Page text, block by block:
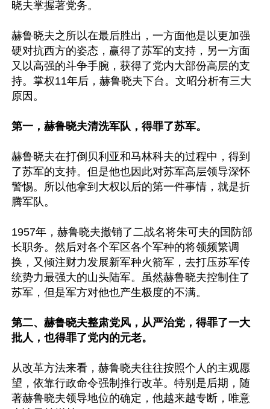
晓夫掌握著党务。
赫鲁晓夫之所以在最后胜出，一方面他是以更加强
硬对抗西方的姿态，赢得了苏军的支持，另一方面
又以高强的斗争手腕，获得了党内大部份高层的支
持。掌权11年后，赫鲁晓夫下台。文昭分析有三大
原因。
第一，赫鲁晓夫清洗军队，得罪了苏军。
赫鲁晓夫在打倒贝利亚和马林科夫的过程中，得到
了苏军的支持。但是他也因此对苏军高层领导深怀
警惕。所以他拿到大权以后的第一件事情，就是折
腾军队。
1957年，赫鲁晓夫撤销了二战名将朱可夫的国防部
长职务。然后对各个军区各个军种的将领频繁调
换，又倾注财力发展新军种火箭军，去打压苏军传
统势力最强大的山头陆军。虽然赫鲁晓夫控制住了
苏军，但是军方对他也产生极度的不满。
第二、赫鲁晓夫整肃党风，从严治党，得罪了一大
批人，也得罪了党内的元老。
从改革方法来看，赫鲁晓夫往往按照个人的主观愿
望，依靠行政命令强制推行改革。特别是后期，随
著赫鲁晓夫领导地位的确定，他越来越专断，唯意